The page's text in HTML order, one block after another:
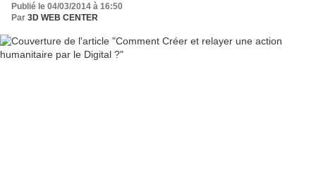
Publié le 04/03/2014 à 16:50
Par 3D WEB CENTER